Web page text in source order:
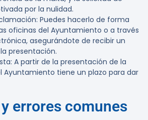
por la nulidad.
: Puedes hacerlo de forma
oficinas del Ayuntamiento o a través
asegurándote de recibir un
presentación.
: A partir de la presentación de la
Ayuntamiento tiene un plazo para dar
errores comunes